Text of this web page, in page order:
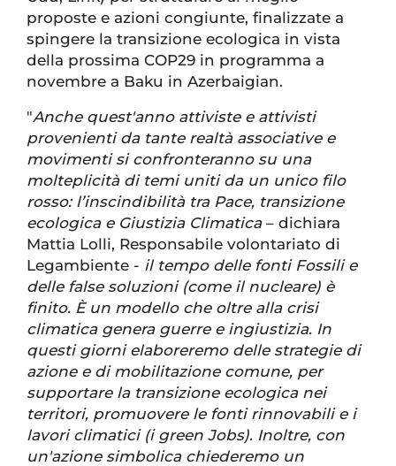
proposte e azioni congiunte, finalizzate a
spingere la transizione ecologica in vista
della prossima COP29 in programma a
novembre a Baku in Azerbaigian.
"Anche quest'anno attiviste e attivisti
provenienti da tante realtà associative e
movimenti si confronteranno su una
molteplicità di temi uniti da un unico filo
rosso: l’inscindibilità tra Pace, transizione
ecologica e Giustizia Climatica – dichiara
Mattia Lolli, Responsabile volontariato di
Legambiente - il tempo delle fonti Fossili e
delle false soluzioni (come il nucleare) è
finito. È un modello che oltre alla crisi
climatica genera guerre e ingiustizia. In
questi giorni elaboreremo delle strategie di
azione e di mobilitazione comune, per
supportare la transizione ecologica nei
territori, promuovere le fonti rinnovabili e i
lavori climatici (i green Jobs). Inoltre, con
un'azione simbolica chiederemo un